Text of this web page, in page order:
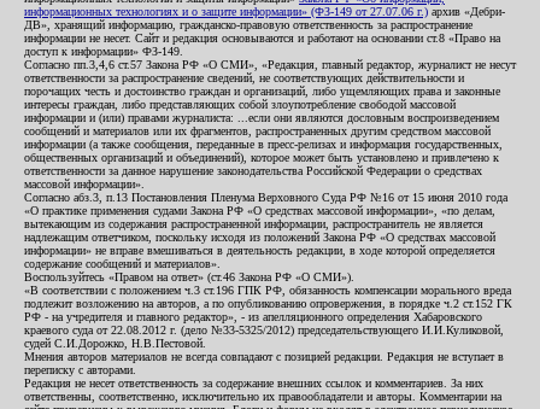
информационных технологиях и о защите информации» (ФЗ-149 от 27.07.06 г.) архив «Дебри-
ДВ», хранящий информацию, гражданско-правовую ответственность за распространение
информации не несет. Сайт и редакция основываются и работают на основании ст.8 «Право на
доступ к информации» ФЗ-149.
Согласно пп.3,4,6 ст.57 Закона РФ «О СМИ», «Редакция, главный редактор, журналист не несут
ответственности за распространение сведений, не соответствующих действительности и
порочащих честь и достоинство граждан и организаций, либо ущемляющих права и законные
интересы граждан, либо представляющих собой злоупотребление свободой массовой
информации и (или) правами журналиста: ...если они являются дословным воспроизведением
сообщений и материалов или их фрагментов, распространенных другим средством массовой
информации (а также сообщения, переданные в пресс-релизах и информация государственных,
общественных организаций и объединений), которое может быть установлено и привлечено к
ответственности за данное нарушение законодательства Российской Федерации о средствах
массовой информации».
Согласно абз.3, п.13 Постановления Пленума Верховного Суда РФ №16 от 15 июня 2010 года
«О практике применения судами Закона РФ «О средствах массовой информации», «по делам,
вытекающим из содержания распространенной информации, распространитель не является
надлежащим ответчиком, поскольку исходя из положений Закона РФ «О средствах массовой
информации» не вправе вмешиваться в деятельность редакции, в ходе которой определяется
содержание сообщений и материалов».
Воспользуйтесь «Правом на ответ» (ст.46 Закона РФ «О СМИ»).
«В соответствии с положением ч.3 ст.196 ГПК РФ, обязанность компенсации морального вреда
подлежит возложению на авторов, а по опубликованию опровержения, в порядке ч.2 ст.152 ГК
РФ - на учредителя и главного редактор», - из апелляционного определения Хабаровского
краевого суда от 22.08.2012 г. (дело №33-5325/2012) председательствующего И.И.Куликовой,
судей С.И.Дорожко, Н.В.Пестовой.
Мнения авторов материалов не всегда совпадают с позицией редакции. Редакция не вступает в
переписку с авторами.
Редакция не несет ответственность за содержание внешних ссылок и комментариев. За них
ответственны, соответственно, исключительно их правообладатели и авторы. Комментарии на